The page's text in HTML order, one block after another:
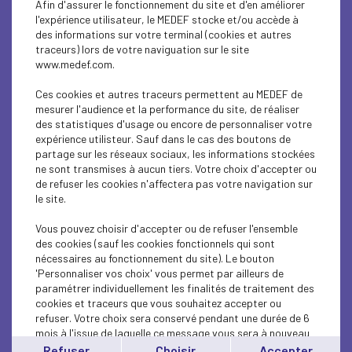
SOCIAL
CSR
PARITY-DIVERSITY
ECONOMY
ECONOMY
MEDEF LIFE
MEDEF LIFE
MEDEF LIFE
ECONOMY
Afin d'assurer le fonctionnement du site et d'en améliorer
l'expérience utilisateur, le MEDEF stocke et/ou accède à
des informations sur votre terminal (cookies et autres
traceurs) lors de votre naviguation sur le site
www.medef.com.
Ces cookies et autres traceurs permettent au MEDEF de
mesurer l'audience et la performance du site, de réaliser
des statistiques d'usage ou encore de personnaliser votre
expérience utilisteur. Sauf dans le cas des boutons de
partage sur les réseaux sociaux, les informations stockées
ne sont transmises à aucun tiers. Votre choix d'accepter ou
de refuser les cookies n'affectera pas votre navigation sur
le site.
Vous pouvez choisir d'accepter ou de refuser l'ensemble
des cookies (sauf les cookies fonctionnels qui sont
nécessaires au fonctionnement du site). Le bouton
'Personnaliser vos choix' vous permet par ailleurs de
paramétrer individuellement les finalités de traitement des
cookies et traceurs que vous souhaitez accepter ou
refuser. Votre choix sera conservé pendant une durée de 6
mois à l'issue de laquelle ce message vous sera à nouveau
affiché..